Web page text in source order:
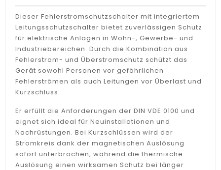
Dieser Fehlerstromschutzschalter mit integriertem
Leitungsschutzschalter bietet zuverlässigen Schutz
für elektrische Anlagen in Wohn-, Gewerbe- und
Industriebereichen. Durch die Kombination aus
Fehlerstrom- und Überstromschutz schützt das
Gerät sowohl Personen vor gefährlichen
Fehlerströmen als auch Leitungen vor Überlast und
Kurzschluss.
Er erfüllt die Anforderungen der DIN VDE 0100 und
eignet sich ideal für Neuinstallationen und
Nachrüstungen. Bei Kurzschlüssen wird der
Stromkreis dank der magnetischen Auslösung
sofort unterbrochen, während die thermische
Auslösung einen wirksamen Schutz bei länger